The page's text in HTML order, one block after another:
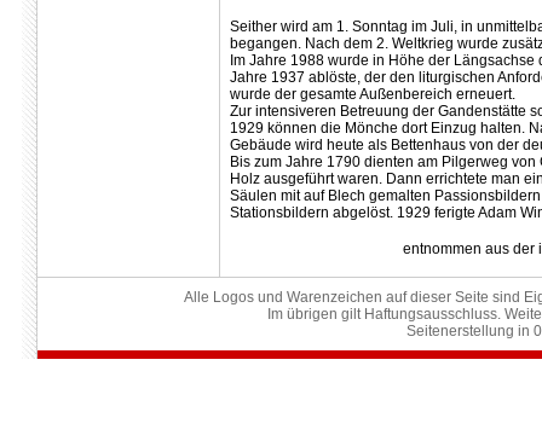
Seither wird am 1. Sonntag im Juli, in
begangen. Nach dem 2. Weltkrieg wurde
Im Jahre 1988 wurde in Höhe der
Jahre 1937 ablöste, der den liturgischen
wurde der gesamte Außenbereich erneuert.
Zur intensiveren Betreuung der Gandenstätte
1929 können die Mönche dort Einzug halten.
Gebäude wird heute als Bettenhaus von der
Bis zum Jahre 1790 dienten am Pilgerweg
Holz ausgeführt waren. Dann errichtete man
Säulen mit auf Blech gemalten
Stationsbildern abgelöst. 1929 ferigte Adam
entnommen aus der
Alle Logos und Warenzeichen auf dieser Seite sind
Im übrigen gilt Haftungsausschluss.
Seitenerstellung in